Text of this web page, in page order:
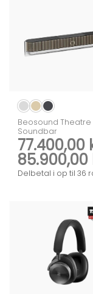
Beosound Theatre
Soundbar
77.400,00
85.900,00
Delbetal i op til 36